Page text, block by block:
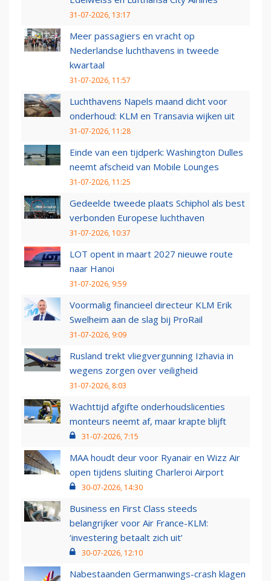
31-07-2026, 13:17
Meer passagiers en vracht op
Nederlandse luchthavens in tweede
kwartaal
31-07-2026, 11:57
Luchthavens Napels maand dicht voor
onderhoud: KLM en Transavia wijken uit
31-07-2026, 11:28
Einde van een tijdperk: Washington Dulles
neemt afscheid van Mobile Lounges
31-07-2026, 11:25
Gedeelde tweede plaats Schiphol als best
verbonden Europese luchthaven
31-07-2026, 10:37
LOT opent in maart 2027 nieuwe route
naar Hanoi
31-07-2026, 9:59
Voormalig financieel directeur KLM Erik
Swelheim aan de slag bij ProRail
31-07-2026, 9:09
Rusland trekt vliegvergunning Izhavia in
wegens zorgen over veiligheid
31-07-2026, 8:03
Wachttijd afgifte onderhoudslicenties
monteurs neemt af, maar krapte blijft
31-07-2026, 7:15
MAA houdt deur voor Ryanair en Wizz Air
open tijdens sluiting Charleroi Airport
30-07-2026, 14:30
Business en First Class steeds
belangrijker voor Air France-KLM:
‘investering betaalt zich uit’
30-07-2026, 12:10
Nabestaanden Germanwings-crash klagen